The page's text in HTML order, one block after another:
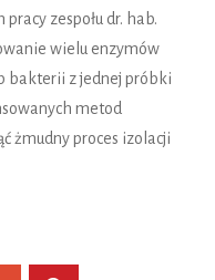
zespołu dr. hab.
wielu enzymów
bakterii z jednej próbki
metod
żmudny proces izolacji